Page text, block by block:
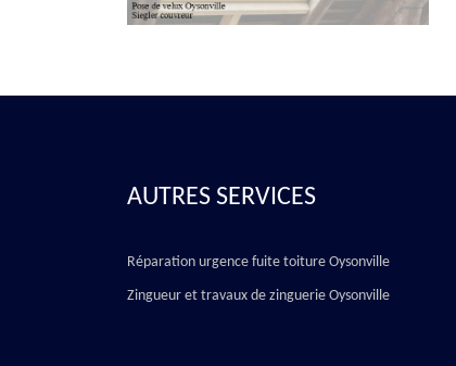
AUTRES SERVICES
Réparation urgence fuite toiture Oysonville
Zingueur et travaux de zinguerie Oysonville